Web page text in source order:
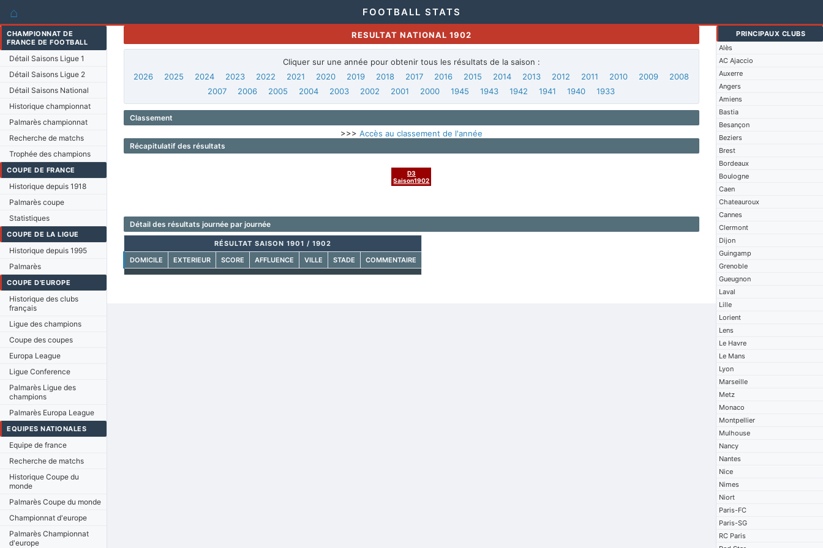
⌂ FOOTBALL STATS
CHAMPIONNAT DE
FRANCE DE FOOTBALL
Détail Saisons Ligue 1
Détail Saisons Ligue 2
Détail Saisons National
Historique championnat
Palmarès championnat
Recherche de matchs
Trophée des champions
COUPE DE FRANCE
Historique depuis 1918
Palmarès coupe
Statistiques
COUPE DE LA LIGUE
Historique depuis 1995
Palmarès
COUPE D'EUROPE
Historique des clubs
français
Ligue des champions
Coupe des coupes
Europa League
Ligue Conference
Palmarès Ligue des
champions
Palmarès Europa League
EQUIPES NATIONALES
Equipe de france
Recherche de matchs
Historique Coupe du
monde
Palmarès Coupe du monde
Championnat d'europe
Palmarès Championnat
d'europe
PRINCIPAUX CLUBS
Alès
AC Ajaccio
Auxerre
Angers
Amiens
Bastia
Besançon
Beziers
Brest
Bordeaux
Boulogne
Caen
Chateauroux
Cannes
Clermont
Dijon
Guingamp
Grenoble
Gueugnon
Laval
Lille
Lorient
Lens
Le Havre
Le Mans
Lyon
Marseille
Metz
Monaco
Montpellier
Mulhouse
Nancy
Nantes
Nice
Nimes
Niort
Paris-FC
Paris-SG
RC Paris
RESULTAT NATIONAL 1902
Cliquer sur une année pour obtenir tous les résultats de la saison :
2026
2025 2024 2023 2022 2021 2020 2019 2018 2017 2016 2015 2014 2013 2012 2011 2010 2009
2008
2007
2006 2005 2004 2003 2002 2001 2000 1945 1943 1942 1941 1940 1933
Classement
>>> Accès au classement de l'année
Récapitulatif des résultats
D3
Saison1902
Détail des résultats journée par journée
RÉSULTAT SAISON 1901 / 1902
DOMICILE
EXTERIEUR SCORE AFFLUENCE VILLE STADE COMMENTAIRE